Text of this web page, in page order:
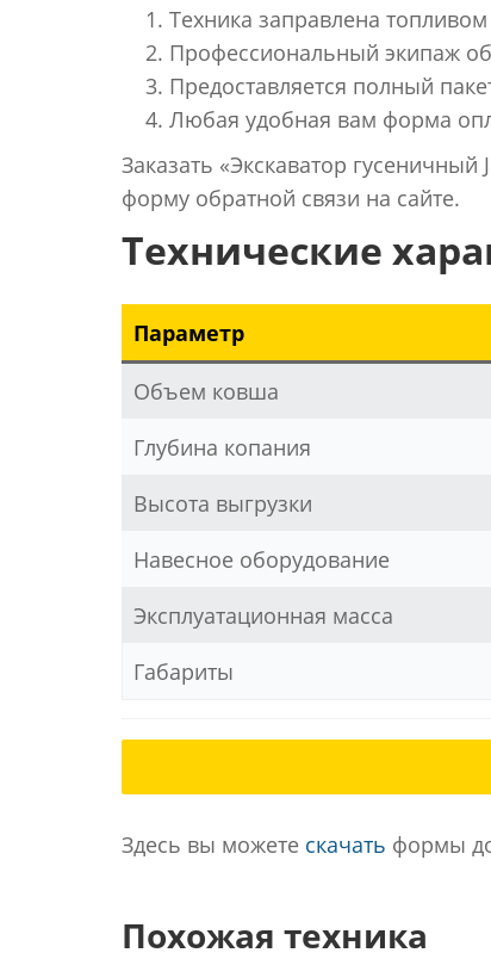
Техника заправлена
Профессиональный экипаж
Предоставляется полный
Любая удобная вам форма
Заказать «Экскаватор
форму обратной связи на сайте.
Технические
Параметр
Объем ковша
Глубина копания
Высота выгрузки
Навесное оборудование
Эксплуатационная масса
Габариты
Здесь вы можете скачать формы
Похожая техника